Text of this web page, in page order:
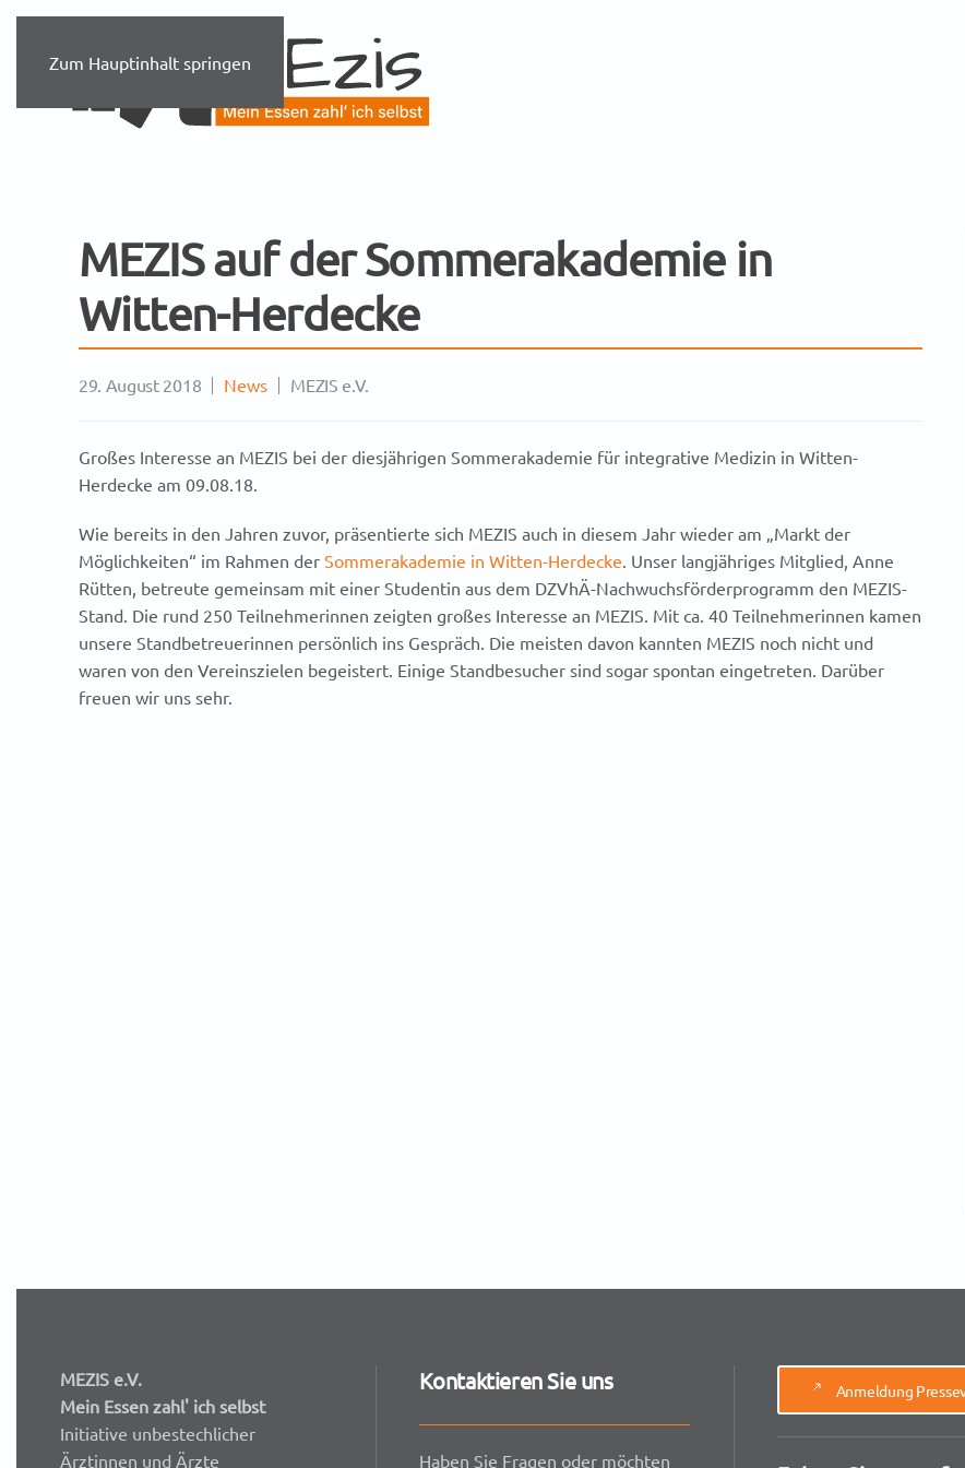
Zum Hauptinhalt springen
MEZIS auf der Sommerakademie in
Witten-Herdecke
29. August 2018 News MEZIS e.V.
Großes Interesse an MEZIS bei der diesjährigen Sommerakademie für integrative Medizin in Witten-
Herdecke am 09.08.18.
Wie bereits in den Jahren zuvor, präsentierte sich MEZIS auch in diesem Jahr wieder am „Markt der
Möglichkeiten“ im Rahmen der Sommerakademie in Witten-Herdecke. Unser langjähriges Mitglied, Anne
Rütten, betreute gemeinsam mit einer Studentin aus dem DZVhÄ-Nachwuchsförderprogramm den MEZIS-
Stand. Die rund 250 Teilnehmerinnen zeigten großes Interesse an MEZIS. Mit ca. 40 Teilnehmerinnen kamen
unsere Standbetreuerinnen persönlich ins Gespräch. Die meisten davon kannten MEZIS noch nicht und
waren von den Vereinszielen begeistert. Einige Standbesucher sind sogar spontan eingetreten. Darüber
freuen wir uns sehr.
MEZIS e.V.
Mein Essen zahl' ich selbst
Initiative unbestechlicher
Ärztinnen und Ärzte
Kontaktieren Sie uns
Haben Sie Fragen oder möchten
Anmeldung